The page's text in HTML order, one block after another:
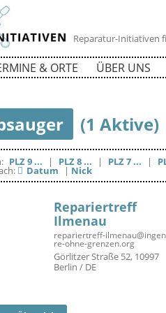
Reparatur-Initiativen
& ORTE ÜBER UNS
(1 Aktive)
PLZ 9 ... | PLZ 8 ... | PLZ 7 ... |
Datum | Nick
Repariertreff
Ilmenau
repariertreff-
re-ohne-grenzen.org
Görlitzer Straße 52, 10997
Berlin / DE